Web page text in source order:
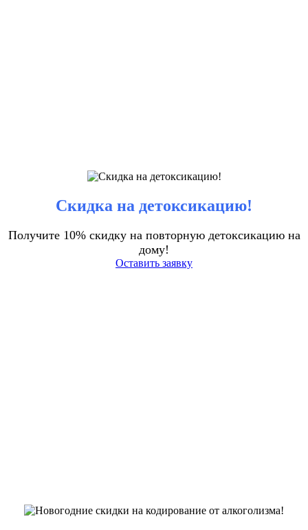
Скидка на детоксикацию!
Получите 10% скидку на повторную детоксикацию на
дому!
Оставить заявку